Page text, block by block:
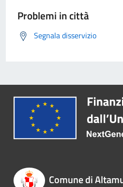
Problemi in città
Segnala disservizio
Comune di